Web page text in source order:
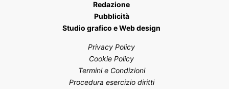
Redazione
Pubblicità
Studio grafico e Web design
Privacy Policy
Cookie Policy
Termini e Condizioni
Procedura esercizio diritti